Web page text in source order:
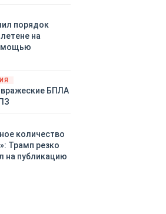
кризис в
выборы
полностью
пока
выборов
порядок
на
БПЛА
количество
Трамп резко
на публикацию